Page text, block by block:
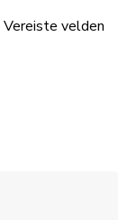
Vereiste velden